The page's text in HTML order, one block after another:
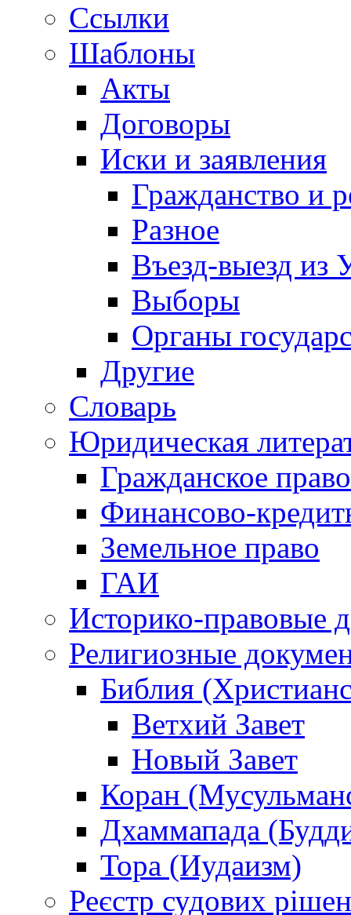
Ссылки
Шаблоны
Акты
Договоры
Иски и заявления
Гражданство и
Разное
Въезд-выезд из
Выборы
Органы
Другие
Словарь
Юридическая
Гражданское право
Финансово-
Земельное право
ГАИ
Историко-правовые
Религиозные
Библия
Ветхий Завет
Новый Завет
Коран
Дхаммапада
Тора (Иудаизм)
Реєстр судових